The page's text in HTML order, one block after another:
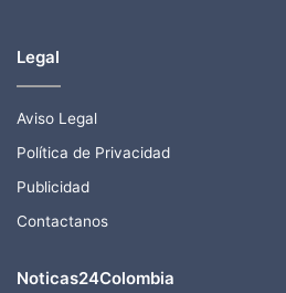
Legal
Aviso Legal
Política de Privacidad
Publicidad
Contactanos
Noticas24Colombia